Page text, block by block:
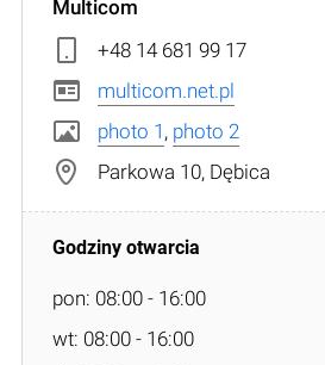
Multicom
+48 14 681 99 17
multicom.net.pl
photo 1 , photo 2
Parkowa 10, Dębica
pon: 08:00 - 16:00
wt: 08:00 - 16:00